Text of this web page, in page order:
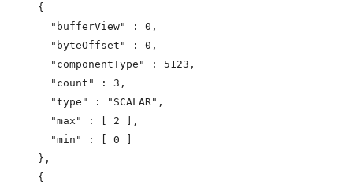
    {
      "bufferView" : 0,
      "byteOffset" : 0,
      "componentType" : 5123,
      "count" : 3,
      "type" : "SCALAR",
      "max" : [ 2 ],
      "min" : [ 0 ]
    },
    {